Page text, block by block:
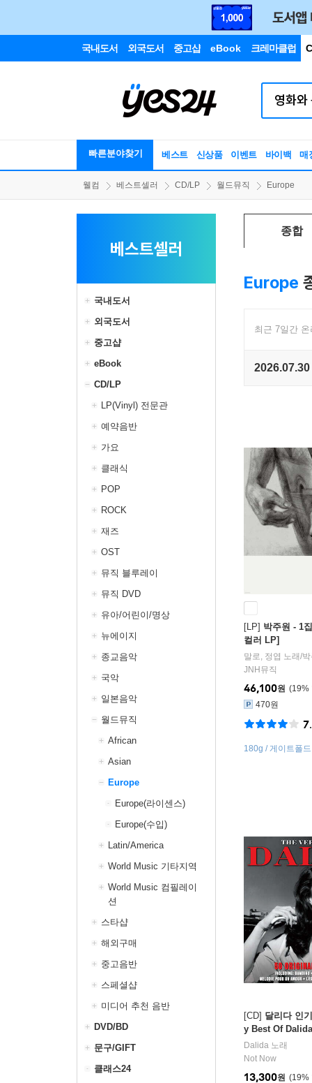
국내도서 외국도서 중고샵 eBook 크레마클럽
빠른분야찾기 베스트 신상품 이벤트 바이백 매
웰컴 베스트셀러 CD/LP 월드뮤직 Europe
베스트셀러
국내도서
외국도서
중고샵
eBook
CD/LP
LP(Vinyl) 전문관
예약음반
가요
클래식
POP
ROCK
재즈
OST
뮤직 블루레이
뮤직 DVD
유아/어린이/명상
뉴에이지
종교음악
국악
일본음악
월드뮤직
African
Asian
Europe
Europe(라이센스)
Europe(수입)
Latin/America
World Music 기타지역
World Music 컴필레이
션
스타샵
해외구매
중고음반
스페셜샵
미디어 추천 음반
DVD/BD
문구/GIFT
클래스24
종합
Europe
최근 7일간
[LP] 박주원 - 1
컬러 LP]
말로, 정엽 노래/
JNH뮤직
19%
46,100원
470원
180g / 게이트폴드
[CD] 달리다 인
y Best Of
Dalida 노래
Not Now
19%
13,300원